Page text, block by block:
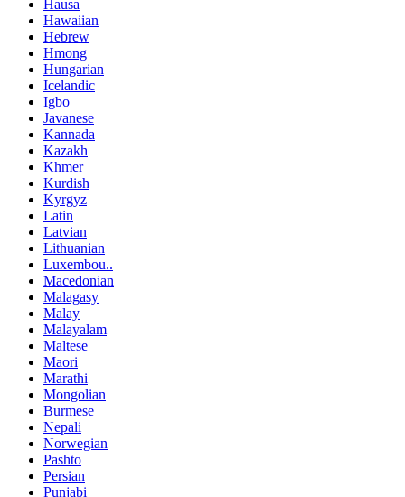
Hausa
Hawaiian
Hebrew
Hmong
Hungarian
Icelandic
Igbo
Javanese
Kannada
Kazakh
Khmer
Kurdish
Kyrgyz
Latin
Latvian
Lithuanian
Luxembou..
Macedonian
Malagasy
Malay
Malayalam
Maltese
Maori
Marathi
Mongolian
Burmese
Nepali
Norwegian
Pashto
Persian
Punjabi